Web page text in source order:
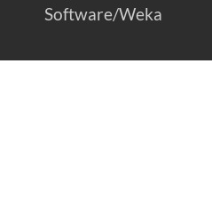
Software/Weka